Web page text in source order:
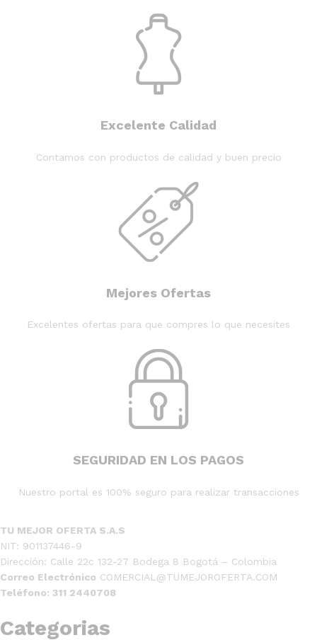
Excelente Calidad
Contamos con productos de calidad y buen precio
Mejores Ofertas
Excelentes ofertas para que compres lo que necesites
SEGURIDAD EN LOS PAGOS
Nuestro portal es 100% seguro para realizar transacciones
TU MEJOR OFERTA S.A.S
NIT: 901137446-9
Dirección: Calle 22c 132-27 Bodega 8 Bogotá – Colombia
Correo Electrónico COMERCIAL@TUMEJOROFERTA.COM
Teléfono: 311 2440708
Categorias